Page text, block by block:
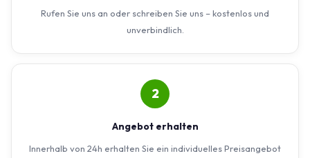
Rufen Sie uns an oder schreiben Sie uns – kostenlos und
unverbindlich.
2
Angebot erhalten
Innerhalb von 24h erhalten Sie ein individuelles Preisangebot